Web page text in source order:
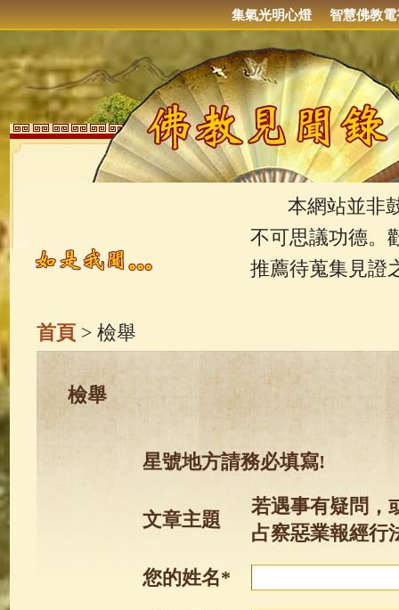
集氣光明心燈 智慧佛教電
本網站並非鼓
不可思議功德。
推薦待蒐集見證
首頁> 檢舉
檢舉
星號地方請務必填寫!
文章主題
若遇事有疑問，
占察惡業報經行
您的姓名*